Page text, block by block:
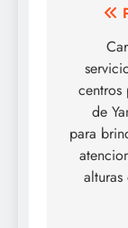
Post
centros
de
para